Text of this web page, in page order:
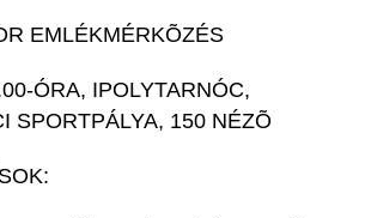
EMLÉKMÉRKÕZÉS
ÓRA, IPOLYTARNÓC,
SPORTPÁLYA, 150 NÉZÕ